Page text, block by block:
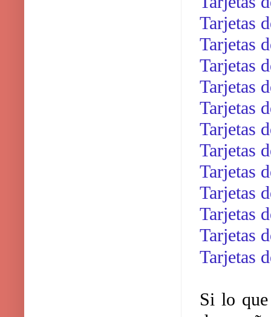
Tarjetas
Tarjetas
Tarjetas
Tarjetas
Tarjetas
Tarjetas
Tarjetas
Tarjetas
Tarjetas
Tarjetas
Tarjetas
Tarjetas
Si lo que